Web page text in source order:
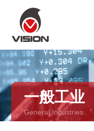
一般工业
General Industries